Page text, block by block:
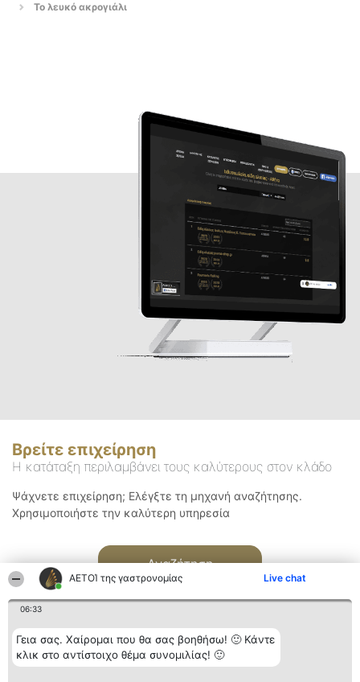
ΑΕΤΟΊ της γαστρονομίας Live chat
06:33
Γεια σας. Χαίρομαι που θα σας βοηθήσω! 🙂 Κάντε
κλικ στο αντίστοιχο θέμα συνομιλίας! 🙂
Το λευκό ακρογιάλι
Βρείτε επιχείρηση
Η κατάταξη περιλαμβάνει τους καλύτερους στον κλάδο
Ψάχνετε επιχείρηση; Ελέγξτε τη μηχανή αναζήτησης.
Χρησιμοποιήστε την καλύτερη υπηρεσία
Αναζήτηση